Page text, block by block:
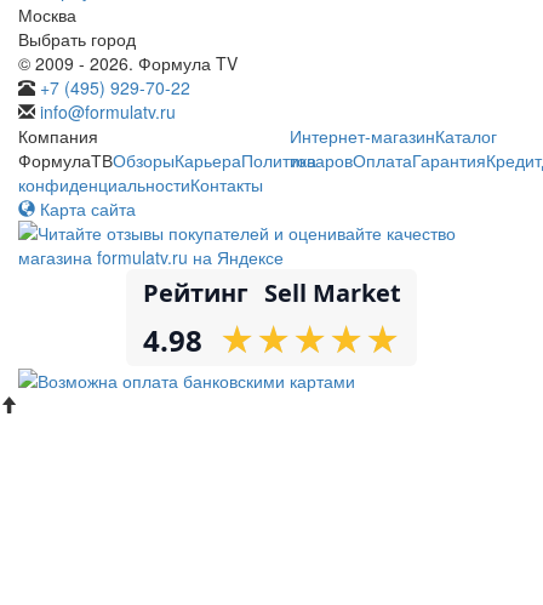
Москва
Выбрать город
© 2009 - 2026. Формула TV
+7 (495) 929-70-22
info@formulatv.ru
Компания
ФормулаТВОбзорыКарьераПолитика
конфиденциальностиКонтакты
Интернет-магазинКаталог
товаровОплатаГарантияКредит
Карта сайта
Рейтинг Sell Market
4.98 ★
★★
★★
★★
★★
★